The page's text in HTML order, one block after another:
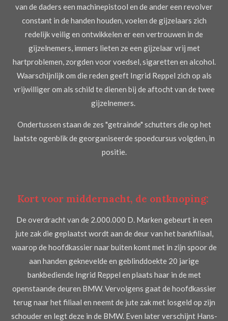
van de daders een machinepistool en de ander een revolver
constant in de handen houden, voelen de gijzelaars zich
redelijk veilig en ontwikkelen er een vertrouwen in de
gijzelnemers, immers lieten ze een gijzelaar vrij met
hartproblemen, zorgden voor voedsel, sigaretten en alcohol.
Waarschijnlijk om die reden geeft Ingrid Reppel zich op als
vrijwilliger om als schild te dienen bij de aftocht van de twee
gijzelnemers.
Ondertussen staan de zes "getrainde" schutters die op het
laatste ogenblik de georganiseerde spoedcursus volgden, in
positie.
Kort voor middernacht, de ontknoping:
De overdracht van de 2.000.000 D. Marken gebeurt in een
jute zak die geplaatst wordt aan de deur van het bankfiliaal,
waarop de hoofdkassiernaar buiten komt met in zijn spoor de
aan handen geknevelde en geblinddoekte 20 jarige
bankbediende Ingrid Reppel en plaats haar in de met
openstaande deuren BMW. Vervolgens gaat de hoofdkassier
terug naar het filiaal en neemt de jute zakmet losgeld op zijn
schouder en legt deze in de BMW. Even later verschijnt Hans-